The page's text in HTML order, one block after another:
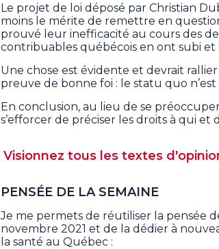
Le projet de loi déposé par Christian
moins le mérite de remettre en
prouvé leur inefficacité au cours des
contribuables québécois en ont subi et
Une chose est évidente et devrait
preuve de bonne foi : le statu quo n’est
En conclusion, au lieu de se
s’efforcer de préciser les droits à qui et
Visionnez tous les textes
PENSÉE DE LA SEMAINE
Je me permets de réutiliser la pensée
novembre 2021 et de la dédier à
la santé au Québec :